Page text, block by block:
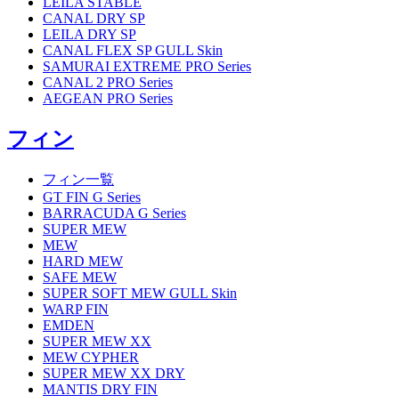
CANAL DRY SP
LEILA DRY SP
CANAL FLEX SP GULL Skin
SAMURAI EXTREME PRO Series
CANAL 2 PRO Series
AEGEAN PRO Series
フィン
フィン一覧
GT FIN G Series
BARRACUDA G Series
SUPER MEW
MEW
HARD MEW
SAFE MEW
SUPER SOFT MEW GULL Skin
WARP FIN
EMDEN
SUPER MEW XX
MEW CYPHER
SUPER MEW XX DRY
MANTIS DRY FIN